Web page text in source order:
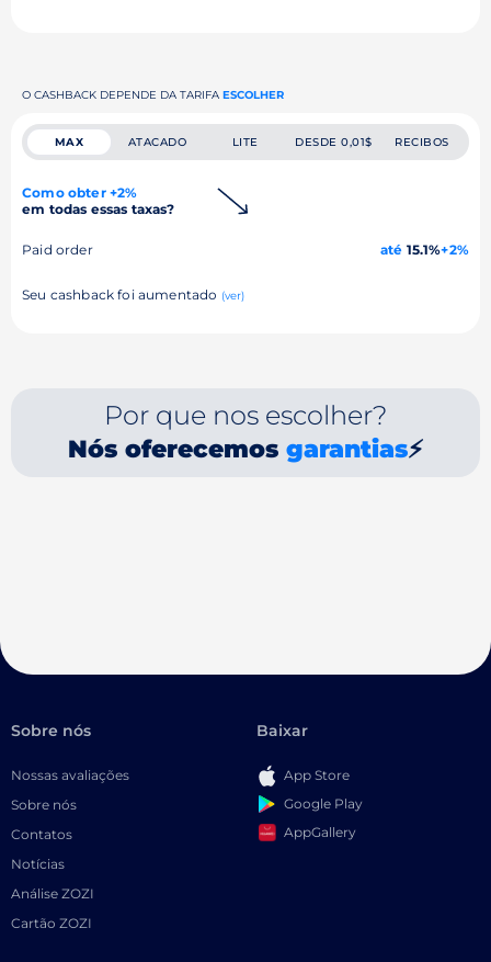
O CASHBACK DEPENDE DA TARIFA ESCOLHER
MAX ATACADO LITE DESDE 0,01$ RECIBOS
Como obter +2%
em todas essas taxas?
Paid order até 15.1%+2%
Seu cashback foi aumentado (ver)
Por que nos escolher?
Nós oferecemos garantias⚡
Sobre nós
Nossas avaliações
Sobre nós
Contatos
Notícias
Análise ZOZI
Cartão ZOZI
Baixar
App Store
Google Play
AppGallery